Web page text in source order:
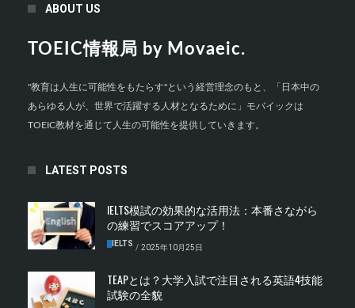
ABOUT US
TOEIC情報局 by Movaeic.
"教育は人生に可能性をもたらす"という経営理念のもと、「日本中の
あらゆる人が、世界で活躍する人材となるために」モバイックは
TOEIC教材を通じて人生の可能性を提供していきます。
LATEST POSTS
IELTS模試の効果的な活用法：本番さながら
の練習でスコアアップ！
IELTS / 2025年10月25日
TEAPとは？大学入試で注目される英語4技能
試験の全貌